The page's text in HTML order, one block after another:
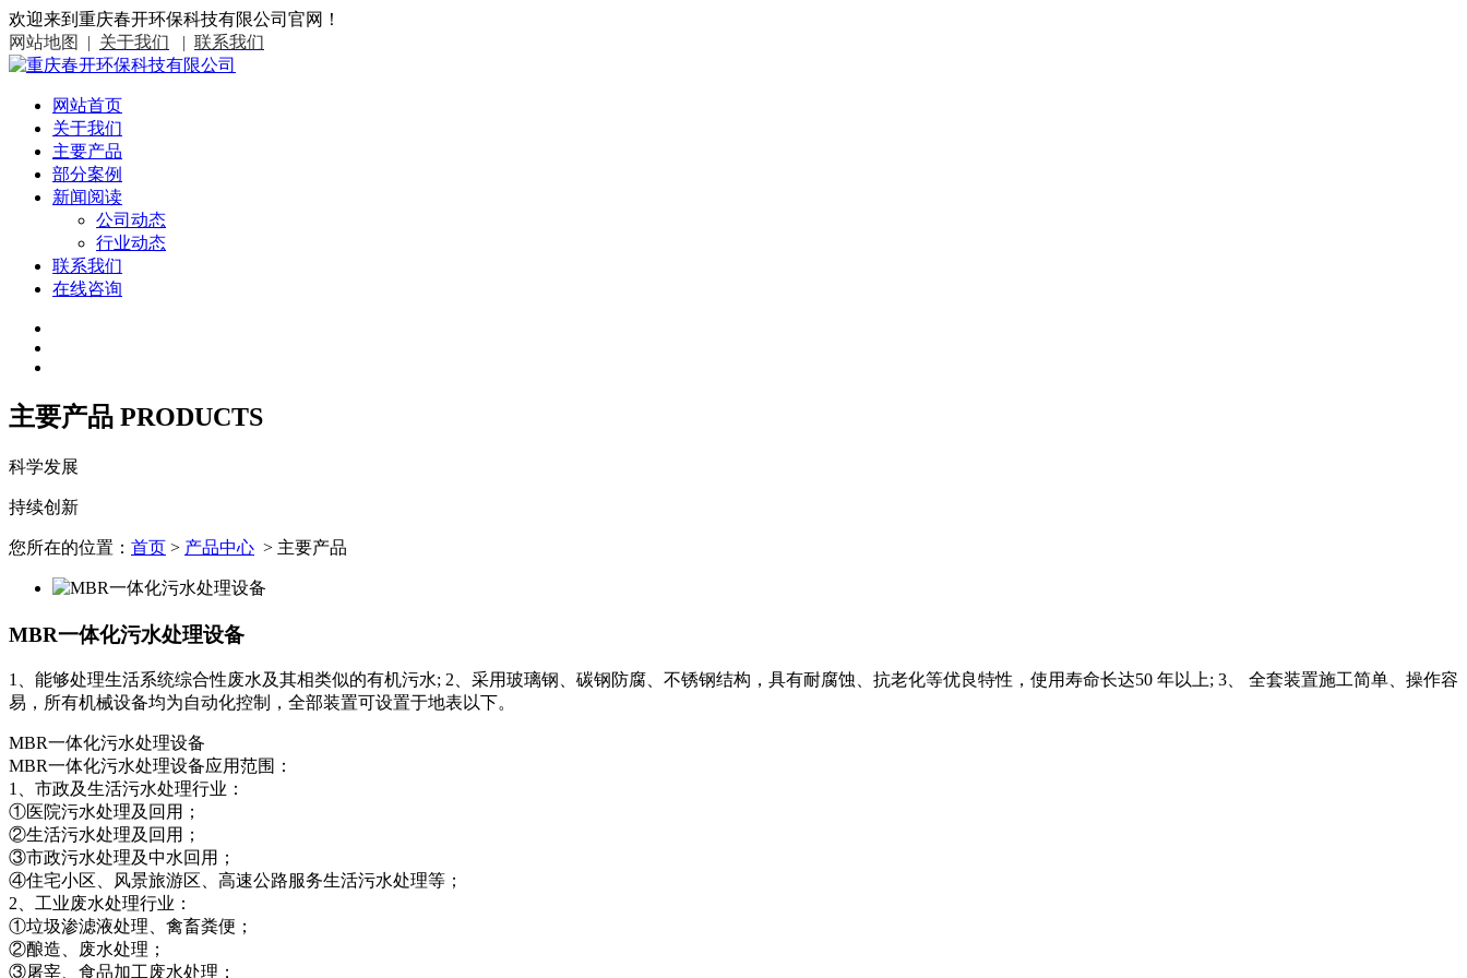
欢迎来到重庆春开环保科技有限公司官网！
网站地图 | 关于我们 | 联系我们
网站首页
关于我们
主要产品
部分案例
新闻阅读
公司动态
行业动态
联系我们
在线咨询
主要产品 PRODUCTS
科学发展
持续创新
您所在的位置： 首页 > 产品中心 > 主要产品
MBR一体化污水处理设备
1、能够处理生活系统综合性废水及其相类似的有机污水; 2、采用玻璃钢、碳钢防腐、不锈钢结构，具有耐腐蚀、抗老化等优良特性，使用寿命长达50 年以上; 3、 全套装置施工简单、操作容
易，所有机械设备均为自动化控制，全部装置可设置于地表以下。
MBR一体化污水处理设备
MBR一体化污水处理设备应用范围：
1、市政及生活污水处理行业：
①医院污水处理及回用；
②生活污水处理及回用；
③市政污水处理及中水回用；
④住宅小区、风景旅游区、高速公路服务生活污水处理等；
2、工业废水处理行业：
①垃圾渗滤液处理、禽畜粪便；
②酿造、废水处理；
③屠宰、食品加工废水处理；